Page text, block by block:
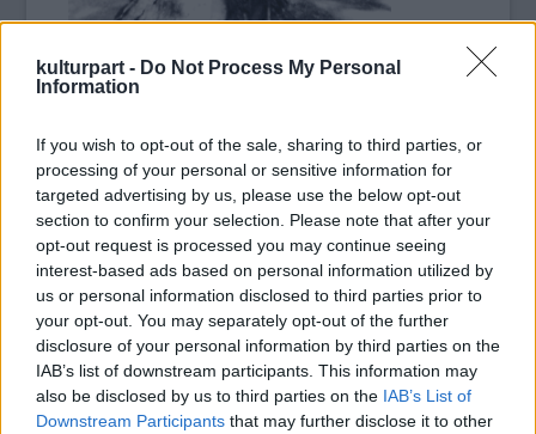
kulturpart - Do Not Process My Personal
Information
If you wish to opt-out of the sale, sharing to third parties, or
processing of your personal or sensitive information for
targeted advertising by us, please use the below opt-out
section to confirm your selection. Please note that after your
opt-out request is processed you may continue seeing
interest-based ads based on personal information utilized by
us or personal information disclosed to third parties prior to
your opt-out. You may separately opt-out of the further
disclosure of your personal information by third parties on the
IAB’s list of downstream participants. This information may
also be disclosed by us to third parties on the IAB’s List of
Downstream Participants that may further disclose it to other
Kivágják Tolkien kedvenc oxfordi fáját: a 215
esztendős feketefenyő ágai kezdtek leesni,
arról volt nevezetes, hogy különösen közel
állt J. R.R. Tolkien szívéhez, amikor az író
Oxfordban élt.
"Ez is olyan fa, mint a többi, de azért
szívszorító. Megjelent egy repedés, és öt
perccel később le is estek az ágak" - mondta
el Alison Foster, az Oxfordi Egyetem
botanikus kertjének szakértője. Hozzáfűzte:
nehéz lenne megmondani, mi okozta az öreg
fa életének végét, egyes vélemények szerint